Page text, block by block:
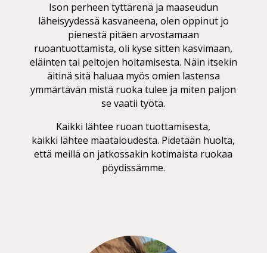
Ison perheen tyttärenä ja maaseudun
läheisyydessä kasvaneena, olen oppinut jo
pienestä pitäen arvostamaan
ruoantuottamista, oli kyse sitten kasvimaan,
eläinten tai peltojen hoitamisesta. Näin itsekin
äitinä sitä haluaa myös omien lastensa
ymmärtävän mistä ruoka tulee ja miten paljon
se vaatii työtä.
Kaikki lähtee ruoan tuottamisesta,
kaikki lähtee maataloudesta. Pidetään huolta,
että meillä on jatkossakin kotimaista ruokaa
pöydissämme.